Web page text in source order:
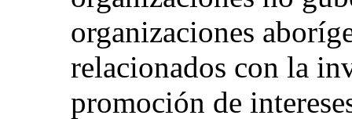
organizaciones
relacionados con la
promoción de